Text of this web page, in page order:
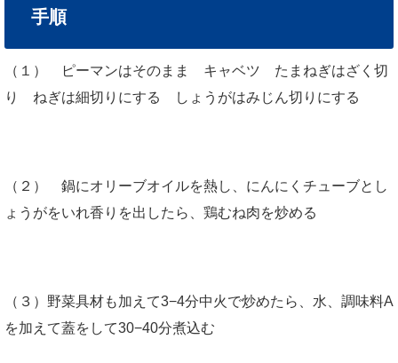
手順
（１） ピーマンはそのまま キャベツ たまねぎはざく切
り ねぎは細切りにする しょうがはみじん切りにする
（２） 鍋にオリーブオイルを熱し、にんにくチューブとし
ょうがをいれ香りを出したら、鶏むね肉を炒める
（３）野菜具材も加えて3−4分中火で炒めたら、水、調味料A
を加えて蓋をして30−40分煮込む